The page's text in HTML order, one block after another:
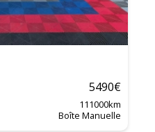
5490€
111000km
Boîte Manuelle